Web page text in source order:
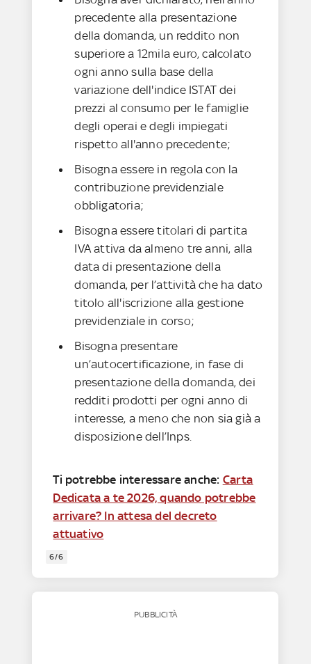
precedente alla presentazione
della domanda, un reddito non
superiore a 12mila euro, calcolato
ogni anno sulla base della
variazione dell'indice ISTAT dei
prezzi al consumo per le famiglie
degli operai e degli impiegati
rispetto all'anno precedente;
Bisogna essere in regola con la
contribuzione previdenziale
obbligatoria;
Bisogna essere titolari di partita
IVA attiva da almeno tre anni, alla
data di presentazione della
domanda, per l’attività che ha dato
titolo all'iscrizione alla gestione
previdenziale in corso;
Bisogna presentare
un’autocertificazione, in fase di
presentazione della domanda, dei
redditi prodotti per ogni anno di
interesse, a meno che non sia già a
disposizione dell’Inps.
Ti potrebbe interessare anche: Carta
Dedicata a te 2026, quando potrebbe
arrivare? In attesa del decreto
attuativo
6/6
PUBBLICITÀ